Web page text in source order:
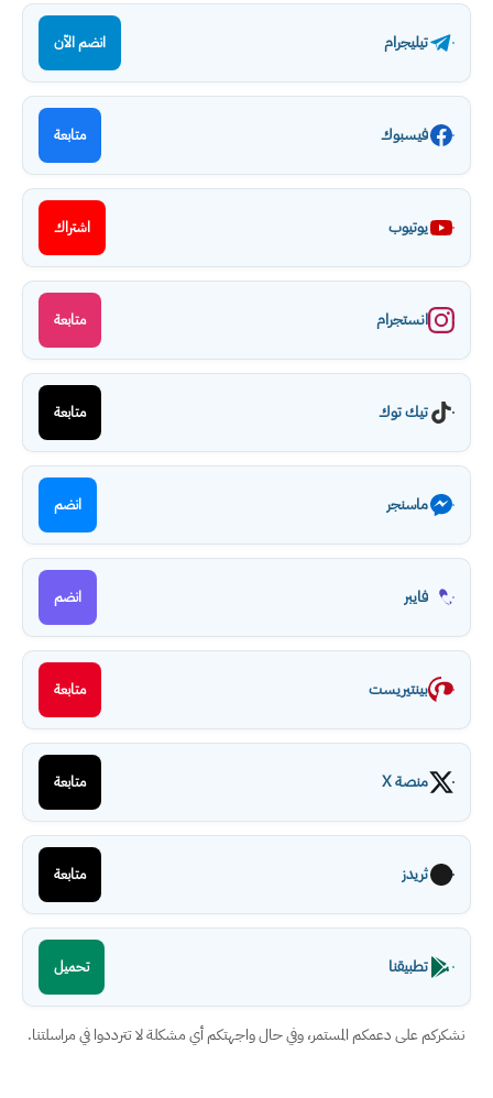
تيليجرام انضم الآن
فيسبوك متابعة
يوتيوب اشتراك
انستجرام متابعة
تيك توك متابعة
ماسنجر انضم
فايبر انضم
بينتيريست متابعة
منصة X متابعة
ثريدز متابعة
تطبيقنا تحميل
نشكركم على دعمكم المستمر، وفي حال واجهتكم أي مشكلة لا تترددوا في مراسلتنا.